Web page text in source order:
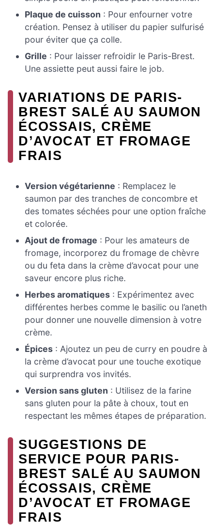
Plaque de cuisson : Pour enfourner votre
création. Pensez à utiliser du papier sulfurisé
pour éviter que ça colle.
Grille : Pour laisser refroidir le Paris-Brest.
Une assiette peut aussi faire le job.
VARIATIONS DE PARIS-
BREST SALÉ AU SAUMON
ÉCOSSAIS, CRÈME
D’AVOCAT ET FROMAGE
FRAIS
Version végétarienne : Remplacez le
saumon par des tranches de concombre et
des tomates séchées pour une option fraîche
et colorée.
Ajout de fromage : Pour les amateurs de
fromage, incorporez du fromage de chèvre
ou du feta dans la crème d’avocat pour une
saveur encore plus riche.
Herbes aromatiques : Expérimentez avec
différentes herbes comme le basilic ou l’aneth
pour donner une nouvelle dimension à votre
crème.
Épices : Ajoutez un peu de curry en poudre à
la crème d’avocat pour une touche exotique
qui surprendra vos invités.
Version sans gluten : Utilisez de la farine
sans gluten pour la pâte à choux, tout en
respectant les mêmes étapes de préparation.
SUGGESTIONS DE
SERVICE POUR PARIS-
BREST SALÉ AU SAUMON
ÉCOSSAIS, CRÈME
D’AVOCAT ET FROMAGE
FRAIS